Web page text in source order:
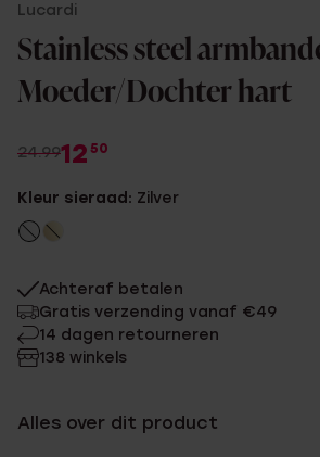
Lucardi
Stainless steel
Moeder/Dochter hart
24.9912 50
Kleur sieraad: Zilver
Achteraf betalen
Gratis verzending vanaf €49
14 dagen retourneren
138 winkels
Alles over dit product